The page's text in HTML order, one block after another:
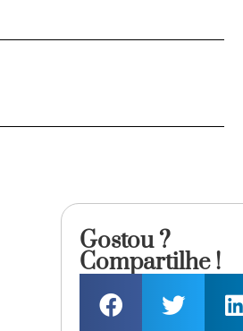
Gostou ?
Compartilhe !